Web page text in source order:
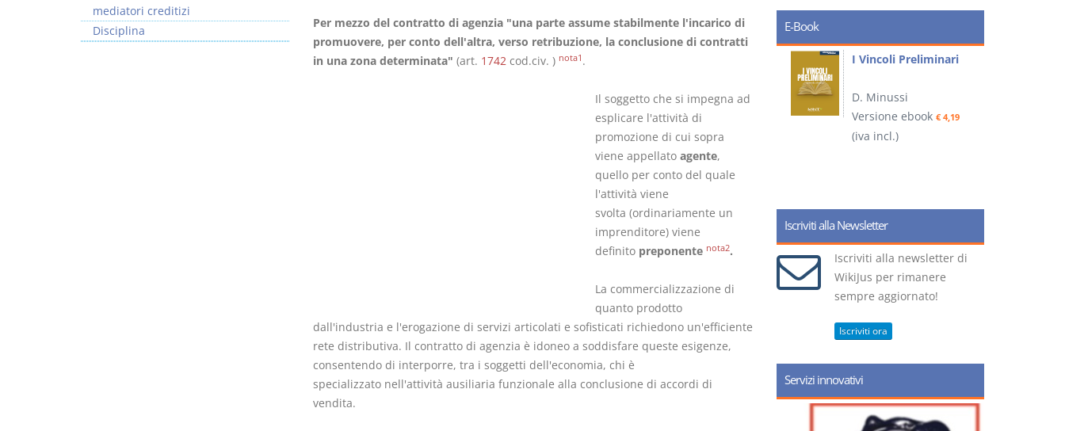
Per mezzo del contratto di agenzia "una parte assume stabilmente l'incarico di
promuovere, per conto dell'altra, verso retribuzione, la conclusione di contratti
in una zona determinata" (art. 1742cod.civ. ) nota1 .
Il soggetto che si impegna ad
esplicare l'attività di
promozione di cui sopra
viene appellato agente,
quello per conto del quale
l'attività viene
svolta (ordinariamente un
imprenditore) viene
definito preponente nota2.
La commercializzazione di
quanto prodotto
dall'industria e l'erogazione di servizi articolati e sofisticati richiedono un'efficiente
rete distributiva. Il contratto di agenzia è idoneo a soddisfare queste esigenze,
consentendo di interporre, tra i soggetti dell'economia, chi è
specializzato nell'attività ausiliaria funzionale alla conclusione di accordi di
vendita.
mediatori creditizi
Disciplina
E-Book
I Singoli Contratti
Il Condominio
D. Minussi
Versione ebook
(iva incl.)
I Vincoli Preliminari
D. Minussi
Versione ebook € 4,19
(iva incl.)
Iscriviti alla Newsletter
Iscriviti alla newsletter di
WikiJus per rimanere
sempre aggiornato!
Iscriviti ora
Servizi innovativi